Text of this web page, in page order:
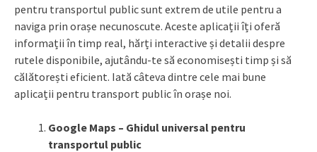
pentru transportul public sunt extrem de utile pentru a
naviga prin orașe necunoscute. Aceste aplicații îți oferă
informații în timp real, hărți interactive și detalii despre
rutele disponibile, ajutându-te să economisești timp și să
călătorești eficient. Iată câteva dintre cele mai bune
aplicații pentru transport public în orașe noi.
Google Maps – Ghidul universal pentru
transportul public